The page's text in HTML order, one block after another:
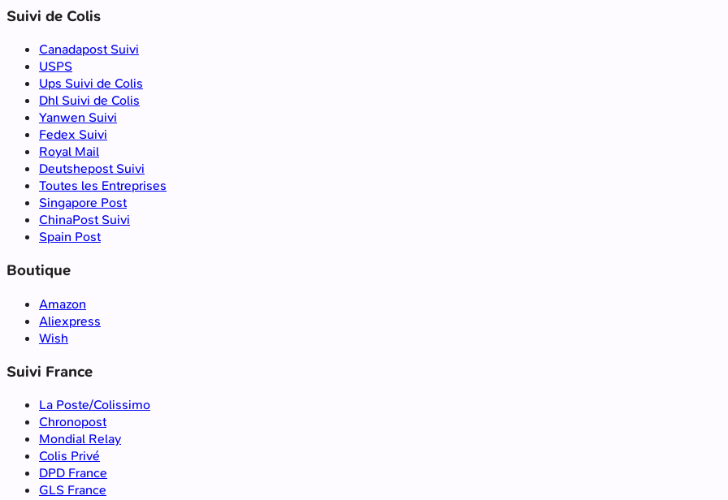
Suivi de Colis
Canadapost Suivi
USPS
Ups Suivi de Colis
Dhl Suivi de Colis
Yanwen Suivi
Fedex Suivi
Royal Mail
Deutshepost Suivi
Toutes les Entreprises
Singapore Post
ChinaPost Suivi
Spain Post
Boutique
Amazon
Aliexpress
Wish
Suivi France
La Poste/Colissimo
Chronopost
Mondial Relay
Colis Privé
DPD France
GLS France